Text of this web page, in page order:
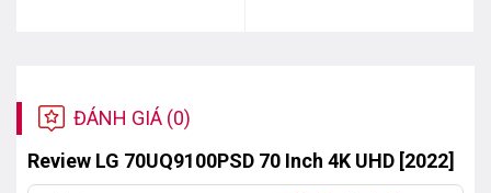
ĐÁNH GIÁ (0)
Review LG 70UQ9100PSD 70 Inch 4K UHD [2022]